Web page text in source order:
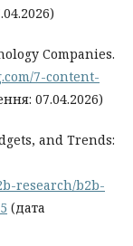
Companies.
7-content-
07.04.2026)
and Trends:
research/b2b-
(дата